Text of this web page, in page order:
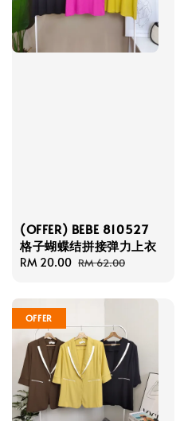
(OFFER) BEBE 810527
格子蝴蝶结拼接弹力上衣
Sale
RM 20.00 Regular
RM 62.00
OFFER